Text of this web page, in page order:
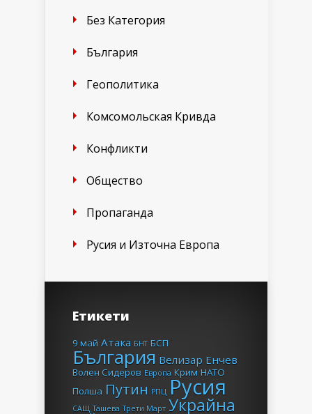
Без Категория
България
Геополитика
Комсомольская Кривда
Конфликти
Общество
Пропаганда
Русия и Източна Европа
Етикети
9 май Атака БНТ БСП
България Велизар Енчев
Волен Сидеров Европа Крим НАТО
Полша Путин РПЦ Русия
САЩ Ташева Трети Март Украйна